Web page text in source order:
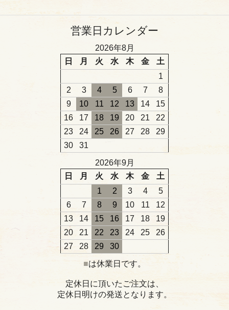
営業日カレンダー
2026年8月
日
月 火 水 木 金
土
1
2
3 4 5 6 7
8
9
10 11 12 13 14
15
16
17 18 19 20 21
22
23
24 25 26 27 28
29
30
31
2026年9月
日
月 火 水 木 金
土
1
2 3 4
5
6
7 8 9 10 11
12
13
14 15 16 17 18
19
20
21 22 23 24 25
26
27
28 29
30
■は休業日です。
定休日に頂いたご注文は、
定休日明けの発送となります。